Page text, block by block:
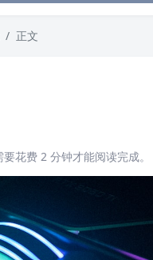
正文
花费 2 分钟才能阅读完成。